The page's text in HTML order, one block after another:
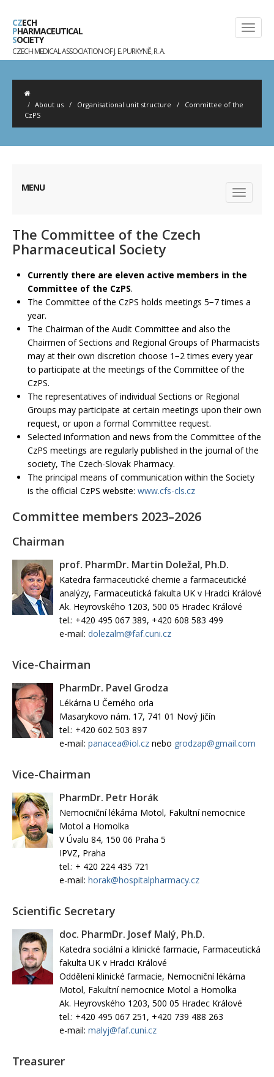
CZECH
PHARMACEUTICAL
SOCIETY
CZECH MEDICAL ASSOCIATION OF J. E. PURKYNĚ, R. A.
About us / Organisational unit structure / Committee of the
CzPS
MENU
The Committee of the Czech
Pharmaceutical Society
Currently there are eleven active members in the
Committee of the CzPS.
The Committee of the CzPS holds meetings 5−7 times a
year.
The Chairman of the Audit Committee and also the
Chairmen of Sections and Regional Groups of Pharmacists
may at their own discretion choose 1−2 times every year
to participate at the meetings of the Committee of the
CzPS.
The representatives of individual Sections or Regional
Groups may participate at certain meetings upon their own
request, or upon a formal Committee request.
Selected information and news from the Committee of the
CzPS meetings are regularly published in the journal of the
society, The Czech-Slovak Pharmacy.
The principal means of communication within the Society
is the official CzPS website: www.cfs-cls.cz
Committee members 2023–2026
Chairman
prof. PharmDr. Martin Doležal, Ph.D.
Katedra farmaceutické chemie a farmaceutické
analýzy, Farmaceutická fakulta UK v Hradci Králové
Ak. Heyrovského 1203, 500 05 Hradec Králové
tel.: +420 495 067 389, +420 608 583 499
e-mail: dolezalm@faf.cuni.cz
Vice-Chairman
PharmDr. Pavel Grodza
Lékárna U Černého orla
Masarykovo nám. 17, 741 01 Nový Jičín
tel.: +420 602 503 897
e-mail: panacea@iol.cz nebo grodzap@gmail.com
Vice-Chairman
PharmDr. Petr Horák
Nemocniční lékárna Motol, Fakultní nemocnice
Motol a Homolka
V Úvalu 84, 150 06 Praha 5
IPVZ, Praha
tel.: + 420 224 435 721
e-mail: horak@hospitalpharmacy.cz
Scientific Secretary
doc. PharmDr. Josef Malý, Ph.D.
Katedra sociální a klinické farmacie, Farmaceutická
fakulta UK v Hradci Králové
Oddělení klinické farmacie, Nemocniční lékárna
Motol, Fakultní nemocnice Motol a Homolka
Ak. Heyrovského 1203, 500 05 Hradec Králové
tel.: +420 495 067 251, +420 739 488 263
e-mail: malyj@faf.cuni.cz
Treasurer